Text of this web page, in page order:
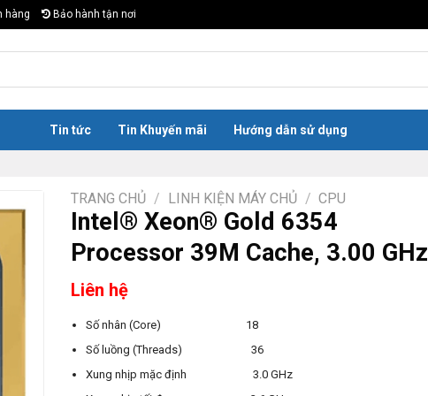
hàng Bảo hành tận nơi
Tin tức Tin Khuyến mãi Hướng dẫn sử dụng
TRANG CHỦ / LINH KIỆN MÁY CHỦ / CPU
Intel® Xeon® Gold 6354
Processor 39M Cache, 3.00 GHz
Liên hệ
Số nhân (Core) 18
Số luồng (Threads) 36
Xung nhịp mặc định 3.0 GHz